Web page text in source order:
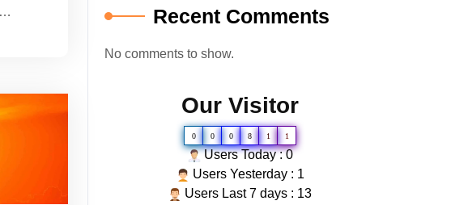
لیے بہت ہی مجرب وظیفہ اور…
Recent Comments
No comments to show.
Our Visitor
0 0 0 8 1 1
Users Today : 0
Users Yesterday : 1
Users Last 7 days : 13